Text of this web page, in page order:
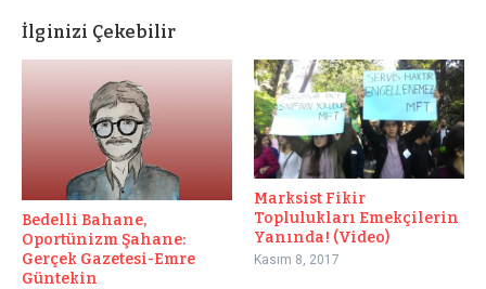
İlginizi Çekebilir
Bedelli Bahane,
Oportünizm Şahane:
Gerçek Gazetesi-Emre
Güntekin
Marksist Fikir
Toplulukları Emekçilerin
Yanında! (Video)
Kasım 8, 2017